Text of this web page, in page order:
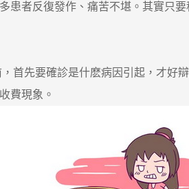
者反復發作、痛苦不堪。其實只要
先要確診是什麽病因引起，才好
費現象。